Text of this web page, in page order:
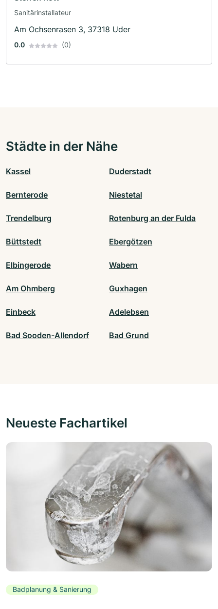
Sanitärinstallateur
Am Ochsenrasen 3, 37318 Uder
0.0 (0)
Städte in der Nähe
Kassel Duderstadt
Bernterode Niestetal
Trendelburg Rotenburg an der Fulda
Büttstedt Ebergötzen
Elbingerode Wabern
Am Ohmberg Guxhagen
Einbeck Adelebsen
Bad Sooden-Allendorf Bad Grund
Neueste Fachartikel
Badplanung & Sanierung